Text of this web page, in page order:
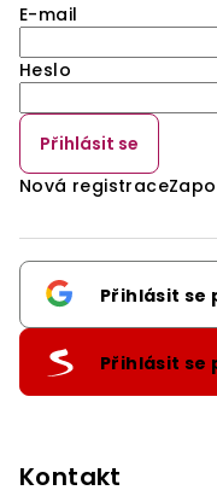
E-mail
Heslo
Přihlásit se
Nová registrace
Přihlásit se
Přihlásit se
Kontakt